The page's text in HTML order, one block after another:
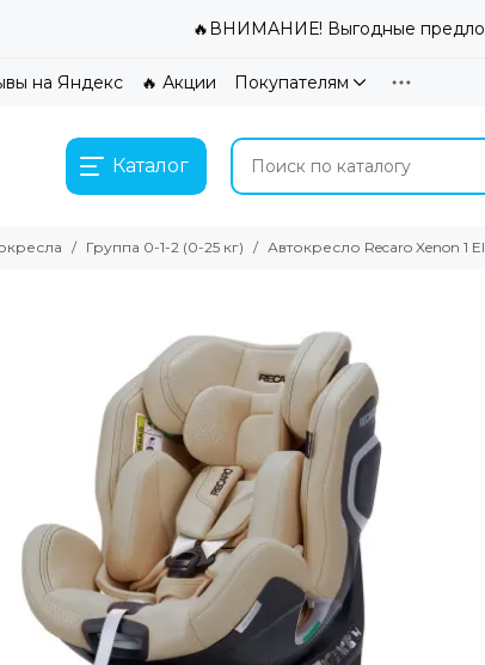
🔥ВНИМАНИЕ! Выгодные
на Яндекс 🔥 Акции Покупателям
Каталог
Группа 0-1-2 (0-25 кг) Автокресло Recaro Xenon 1